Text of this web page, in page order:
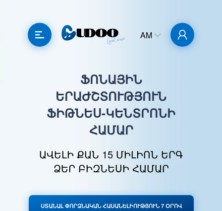
AM
ՖՈՆԱՅԻՆ
ԵՐԱԺՇՏՈՒԹՅՈՒՆ
ՖԻԹՆԵՍ-ԿԵՆՏՐՈՆԻ
ՀԱՄԱՐ
ԱՎԵԼԻ ՔԱՆ 15 ՄԻԼԻՈՆ ԵՐԳ
ՁԵՐ ԲԻԶՆԵՍԻ ՀԱՄԱՐ
ՍՏԱՆԱԼ ՓՈՐՁՆԱԿԱՆ ՀԱՍԱՆԵԼԻՈՒԹՅՈՒՆ 7 ՕՐՈՎ